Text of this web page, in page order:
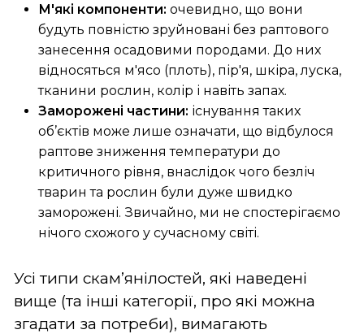
М'які компоненти: очевидно, що вони
будуть повністю зруйновані без раптового
занесення осадовими породами. До них
відносяться м'ясо (плоть), пір'я, шкіра, луска,
тканини рослин, колір і навіть запах.
Заморожені частини: існування таких
об’єктів може лише означати, що відбулося
раптове зниження температури до
критичного рівня, внаслідок чого безліч
тварин та рослин були дуже швидко
заморожені. Звичайно, ми не спостерігаємо
нічого схожого у сучасному світі.
Усі типи скам’янілостей, які наведені
вище (та інші категорії, про які можна
згадати за потреби), вимагають